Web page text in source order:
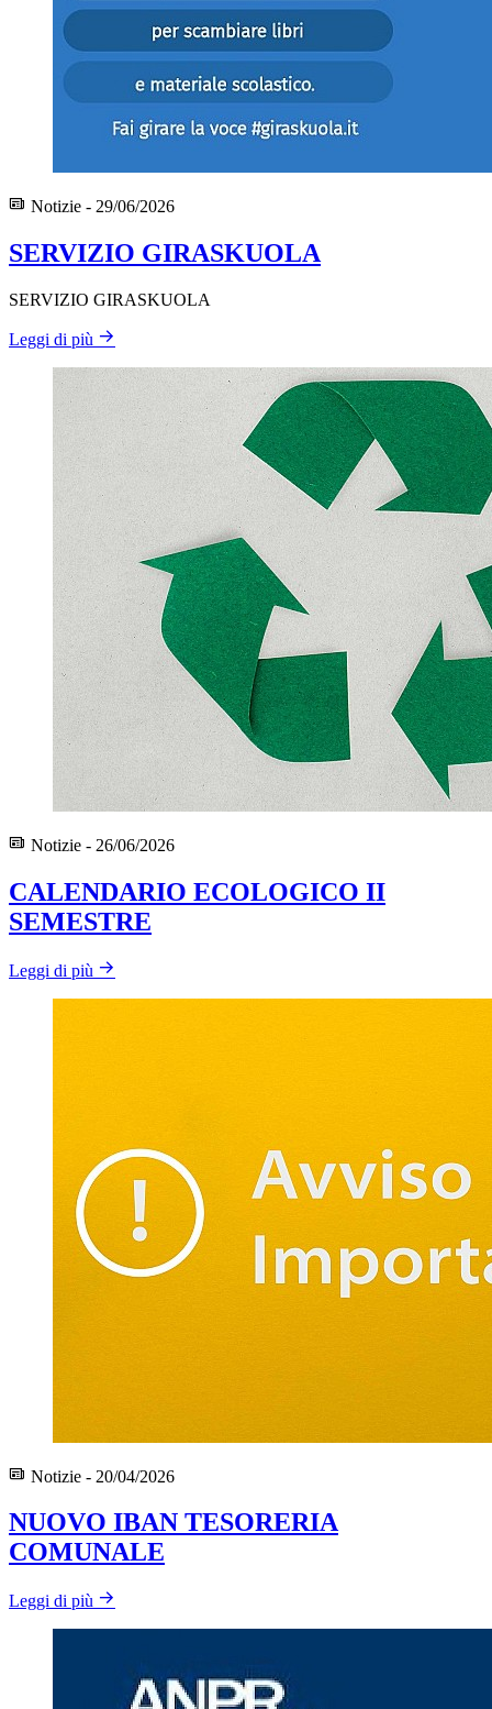
Notizie - 29/06/2026
SERVIZIO GIRASKUOLA
SERVIZIO GIRASKUOLA
Leggi di più
Notizie - 26/06/2026
CALENDARIO ECOLOGICO II
SEMESTRE
Leggi di più
Notizie - 20/04/2026
NUOVO IBAN TESORERIA
COMUNALE
Leggi di più